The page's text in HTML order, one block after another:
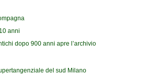
anni
dopo 900 anni apre l’archivio
del sud Milano